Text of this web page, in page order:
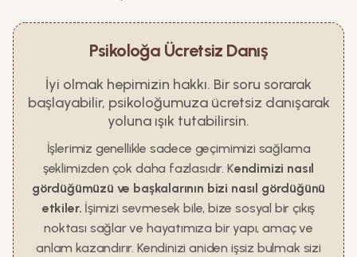
Psikoloğa Ücretsiz Danış
İyi olmak hepimizin hakkı. Bir soru sorarak
başlayabilir, psikoloğumuza ücretsiz danışarak
yoluna ışık tutabilirsin.
İşlerimiz genellikle sadece geçimimizi sağlama
şeklimizden çok daha fazlasıdır. Kendimizi nasıl
gördüğümüzü ve başkalarının bizi nasıl gördüğünü
etkiler. İşimizi sevmesek bile, bize sosyal bir çıkış
noktası sağlar ve hayatımıza bir yapı, amaç ve
anlam kazandırır. Kendinizi aniden işsiz bulmak sizi